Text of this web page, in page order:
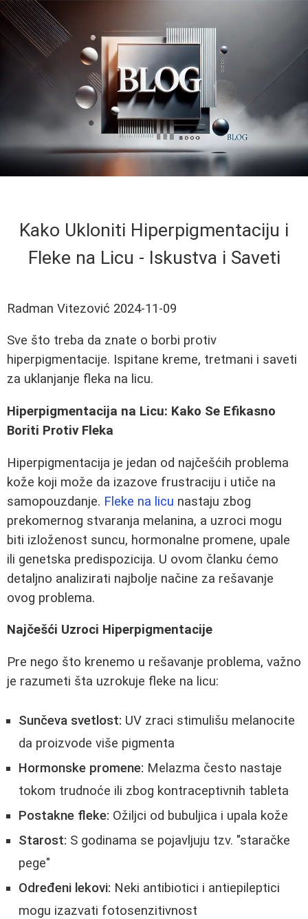
Kako Ukloniti Hiperpigmentaciju i
Fleke na Licu - Iskustva i Saveti
Radman Vitezović 2024-11-09
Sve što treba da znate o borbi protiv
hiperpigmentacije. Ispitane kreme, tretmani i saveti
za uklanjanje fleka na licu.
Hiperpigmentacija na Licu: Kako Se Efikasno
Boriti Protiv Fleka
Hiperpigmentacija je jedan od najčešćih problema
kože koji može da izazove frustraciju i utiče na
samopouzdanje. Fleke na licu nastaju zbog
prekomernog stvaranja melanina, a uzroci mogu
biti izloženost suncu, hormonalne promene, upale
ili genetska predispozicija. U ovom članku ćemo
detaljno analizirati najbolje načine za rešavanje
ovog problema.
Najčešći Uzroci Hiperpigmentacije
Pre nego što krenemo u rešavanje problema, važno
je razumeti šta uzrokuje fleke na licu:
Sunčeva svetlost: UV zraci stimulišu melanocite
da proizvode više pigmenta
Hormonske promene: Melazma često nastaje
tokom trudnoće ili zbog kontraceptivnih tableta
Postakne fleke: Ožiljci od bubuljica i upala kože
Starost: S godinama se pojavljuju tzv. "staračke
pege"
Određeni lekovi: Neki antibiotici i antiepileptici
mogu izazvati fotosenzitivnost